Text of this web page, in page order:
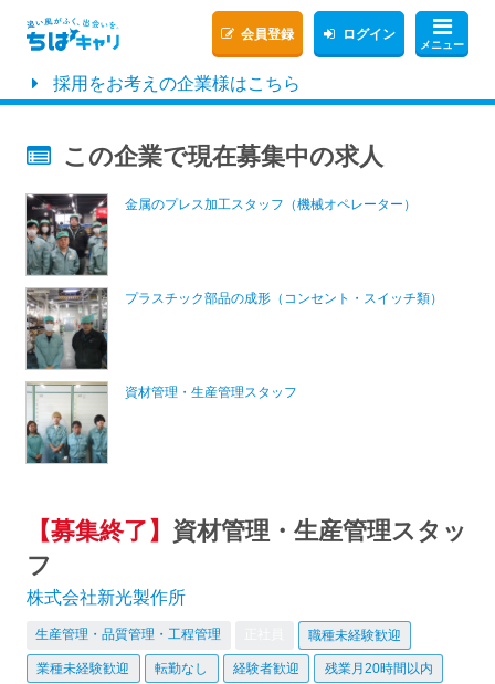
メニュー
会員登録 ログイン
採用をお考えの企業様はこちら
この企業で現在募集中の求人
金属のプレス加工スタッフ（機械オペレーター）
プラスチック部品の成形（コンセント・スイッチ類）
資材管理・生産管理スタッフ
【募集終了】 資材管理・生産管理スタッ
フ
株式会社新光製作所
生産管理・品質管理・工程管理 職種未経験歓迎
業種未経験歓迎 転勤なし 経験者歓迎 残業月20時間以内